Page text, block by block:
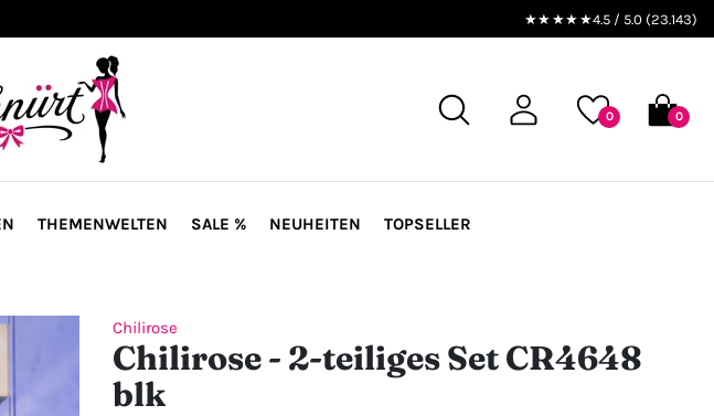
★★★★★4.5 / 5.0 (23.143)
0 0
THEMENWELTEN SALE % NEUHEITEN TOPSELLER
Chilirose
Chilirose - 2-teiliges Set CR4648
blk